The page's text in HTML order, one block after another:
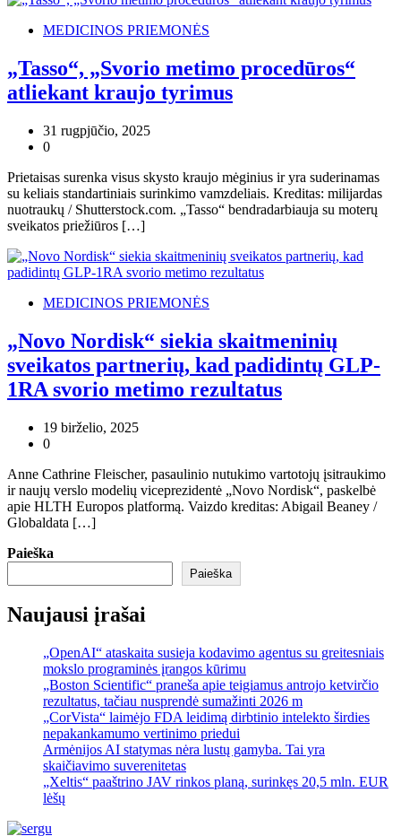
MEDICINOS PRIEMONĖS
„Tasso“, „Svorio metimo procedūros“
atliekant kraujo tyrimus
31 rugpjūčio, 2025
0
Prietaisas surenka visus skysto kraujo mėginius ir yra suderinamas
su keliais standartiniais surinkimo vamzdeliais. Kreditas: milijardas
nuotraukų / Shutterstock.com. „Tasso“ bendradarbiauja su moterų
sveikatos priežiūros […]
MEDICINOS PRIEMONĖS
„Novo Nordisk“ siekia skaitmeninių
sveikatos partnerių, kad padidintų GLP-
1RA svorio metimo rezultatus
19 birželio, 2025
0
Anne Cathrine Fleischer, pasaulinio nutukimo vartotojų įsitraukimo
ir naujų verslo modelių viceprezidentė „Novo Nordisk“, paskelbė
apie HLTH Europos platformą. Vaizdo kreditas: Abigail Beaney /
Globaldata […]
Paieška
Paieška
Naujausi įrašai
„OpenAI“ ataskaita susieja kodavimo agentus su greitesniais
mokslo programinės įrangos kūrimu
„Boston Scientific“ praneša apie teigiamus antrojo ketvirčio
rezultatus, tačiau nusprendė sumažinti 2026 m
„CorVista“ laimėjo FDA leidimą dirbtinio intelekto širdies
nepakankamumo vertinimo priedui
Armėnijos AI statymas nėra lustų gamyba. Tai yra
skaičiavimo suverenitetas
„Xeltis“ paaštrino JAV rinkos planą, surinkęs 20,5 mln. EUR
lėšų